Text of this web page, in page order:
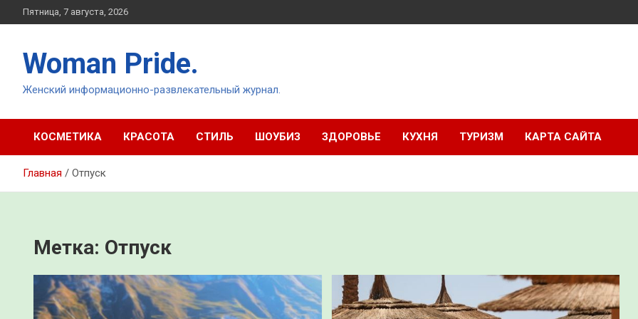
Перейти
к
Пятница, 7 августа, 2026
Woman Pride.
Женский информационно-развлекательный журнал.
КОСМЕТИКА КРАСОТА СТИЛЬ ШОУБИЗ ЗДОРОВЬЕ КУХНЯ ТУРИЗМ КАРТА САЙТА
Главная Отпуск
Метка: Отпуск